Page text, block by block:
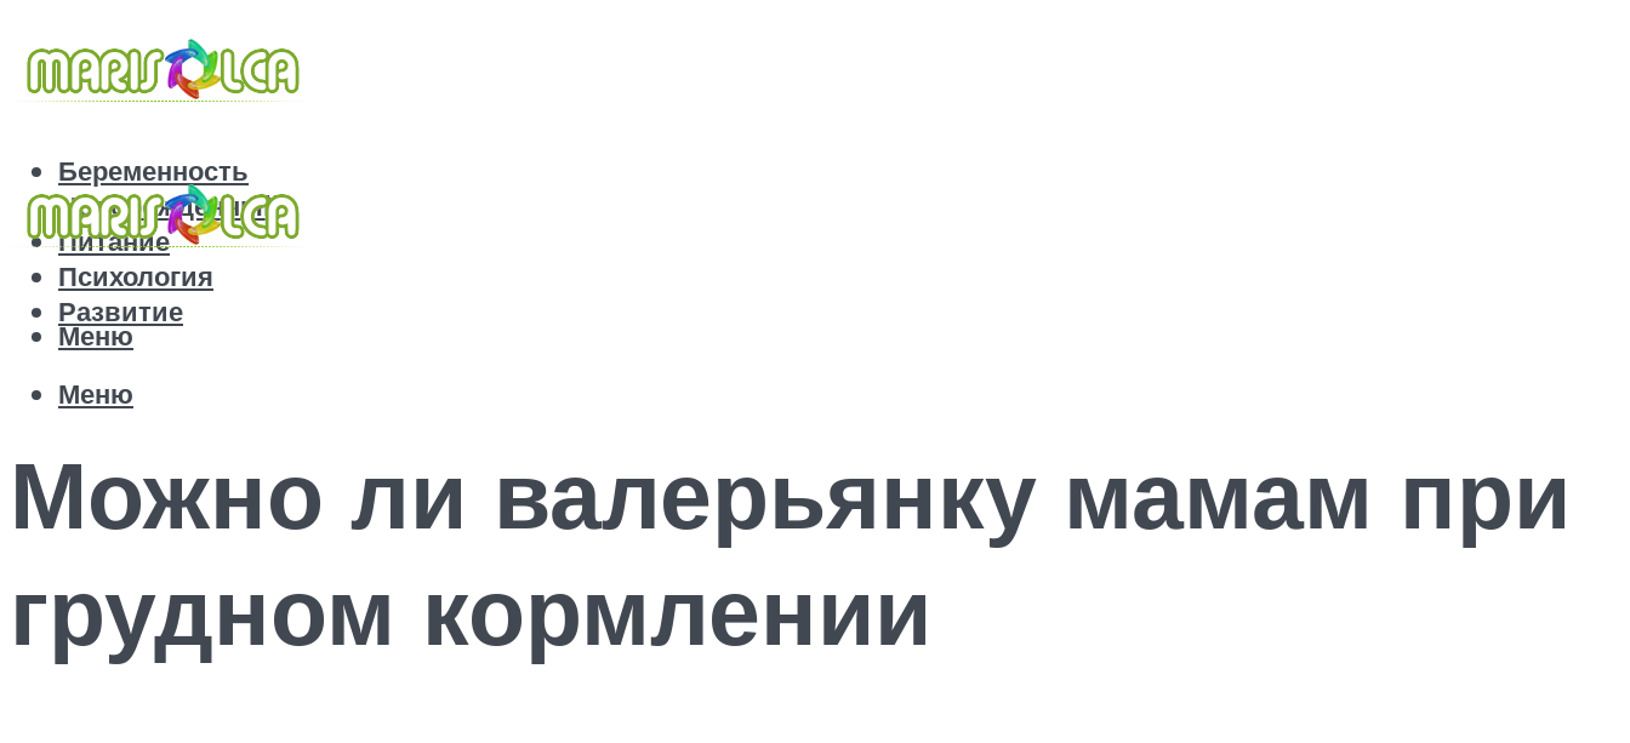
Беременность
Новорожденный
Питание
Психология
Развитие
Меню
Меню
Можно ли валерьянку мамам при
грудном кормлении